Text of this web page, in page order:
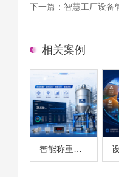
下一篇： 智慧工厂设备
相关案例
智能称重系统案例